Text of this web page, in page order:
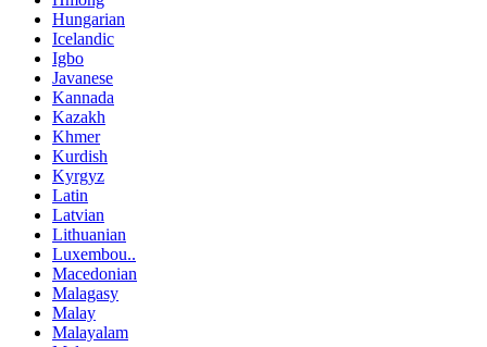
Hungarian
Icelandic
Igbo
Javanese
Kannada
Kazakh
Khmer
Kurdish
Kyrgyz
Latin
Latvian
Lithuanian
Luxembou..
Macedonian
Malagasy
Malay
Malayalam